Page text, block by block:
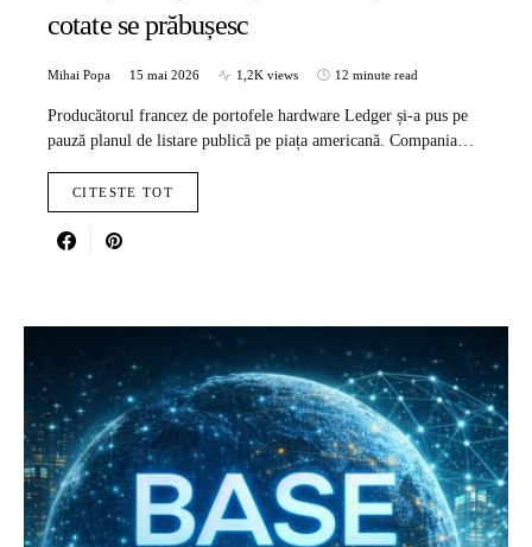
cotate se prăbușesc
Mihai Popa 15 mai 2026 1,2K views 12 minute read
Producătorul francez de portofele hardware Ledger și-a pus pe
pauză planul de listare publică pe piața americană. Compania…
CITESTE TOT